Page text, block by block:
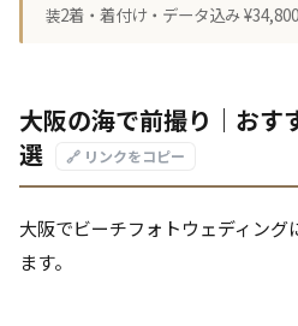
装2着・着付け・データ込み
大阪の海で前撮り｜おす
選
🔗 リンクをコピー
大阪でビーチフォトウェディング
ます。